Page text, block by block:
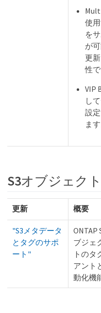
使
を
が
更
性で
VIP
し
設
ます
S3オブジェク
更新 概要
"S3メタデータ
とタグのサポ
ート"
ONTAP
ブジェ
トのタ
アント
動化機